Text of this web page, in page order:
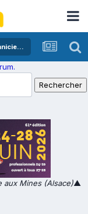
Offres d' emploi ou de stage (géologue, géotechnicien,...)
aux Mines (Alsace)▲